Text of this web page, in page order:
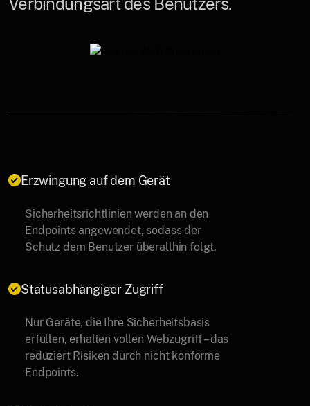
Erzwingung auf dem Gerät
Sicherheitsrichtlinien werden an den
Endpoints angewendet, sodass der
Schutz dem Benutzer überallhin folgt.
Statusabhängiger Zugriff
Nur Geräte, die Ihre Sicherheitsbasis
erfüllen, erhalten vollen Webzugriff – das
reduziert Risiken durch nicht konforme
Endpoints.